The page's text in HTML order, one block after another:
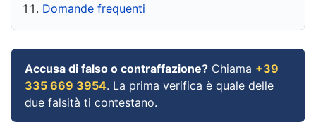
Domande frequenti
Accusa di falso o contraffazione? Chiama +39
335 669 3954. La prima verifica è quale delle
due falsità ti contestano.